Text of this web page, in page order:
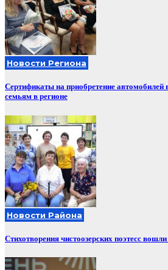
Новости Региона
Сертификаты на приобретение
семьям в регионе
Новости Района
Стихотворения чистоозерских поэтесс